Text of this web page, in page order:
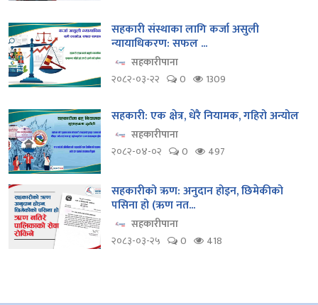
सहकारी संस्थाका लागि कर्जा असुली
न्यायाधिकरण: सफल ...
सहकारीपाना
२०८२-०३-२२
0 1309
सहकारी: एक क्षेत्र, धेरै नियामक, गहिरो अन्योल
सहकारीपाना
२०८२-०४-०२
0 497
सहकारीको ऋण: अनुदान होइन, छिमेकीको
पसिना हो (ऋण नत...
सहकारीपाना
२०८३-०३-२५
0 418